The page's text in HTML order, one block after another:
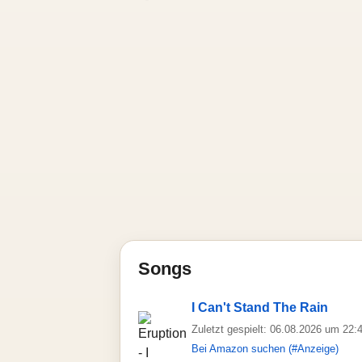
Songs
I Can't Stand The Rain
Zuletzt gespielt: 06.08.2026 um
Bei Amazon suchen (#Anzeige)